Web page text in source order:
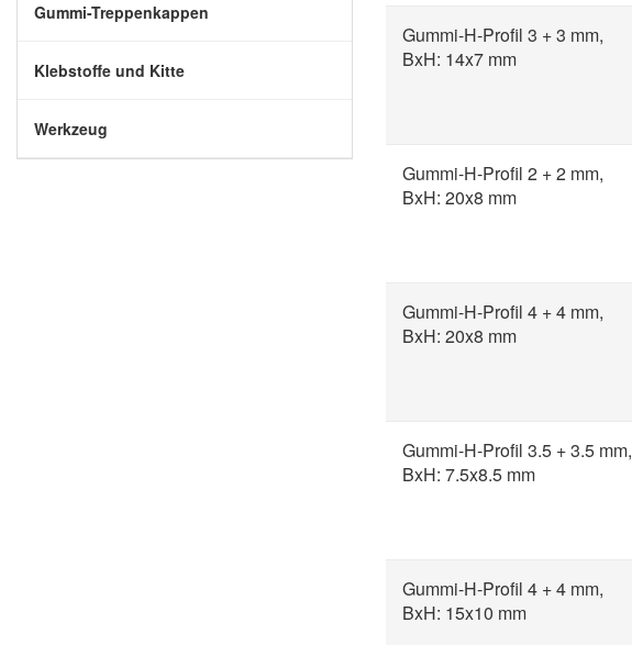
Gummi-H-Profil 3 + 3 mm,
BxH: 14x7 mm
Gummi-H-Profil 2 + 2 mm,
BxH: 20x8 mm
Gummi-H-Profil 4 + 4 mm,
BxH: 20x8 mm
Gummi-H-Profil 3.5 + 3.5 mm,
BxH: 7.5x8.5 mm
Gummi-H-Profil 4 + 4 mm,
BxH: 15x10 mm
Gummi-Treppenkappen
Klebstoffe und Kitte
Werkzeug